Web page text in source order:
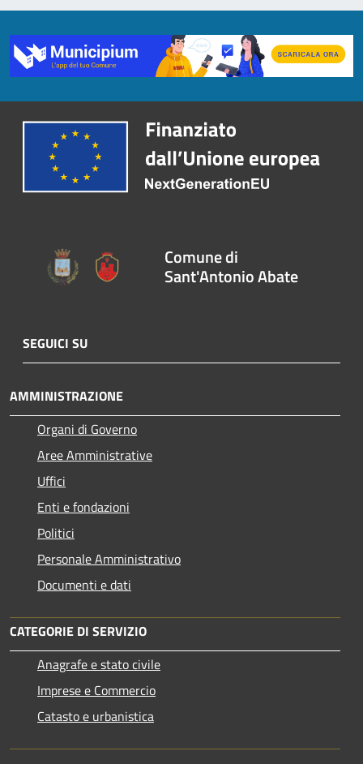
Comune di
Sant'Antonio Abate
SEGUICI SU
AMMINISTRAZIONE
Organi di Governo
Aree Amministrative
Uffici
Enti e fondazioni
Politici
Personale Amministrativo
Documenti e dati
CATEGORIE DI SERVIZIO
Anagrafe e stato civile
Imprese e Commercio
Catasto e urbanistica